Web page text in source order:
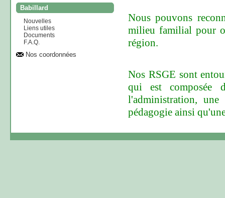
Babillard
Nouvelles
Liens utiles
Documents
F.A.Q.
Nos coordonnées
Nous pouvons
milieu familial pour
région.
Nos RSGE sont
qui est composée
l'administration,
pédagogie ainsi